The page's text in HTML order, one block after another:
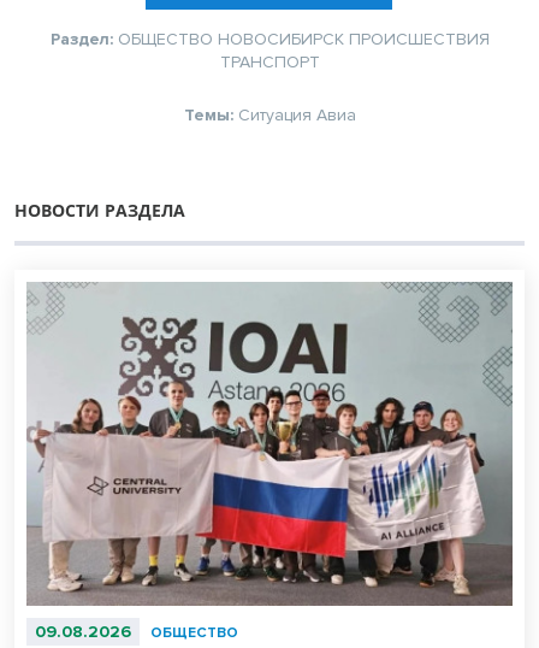
Раздел: ОБЩЕСТВО НОВОСИБИРСК ПРОИСШЕСТВИЯ
ТРАНСПОРТ
Темы: Ситуация Авиа
НОВОСТИ РАЗДЕЛА
09.08.2026 ОБЩЕСТВО